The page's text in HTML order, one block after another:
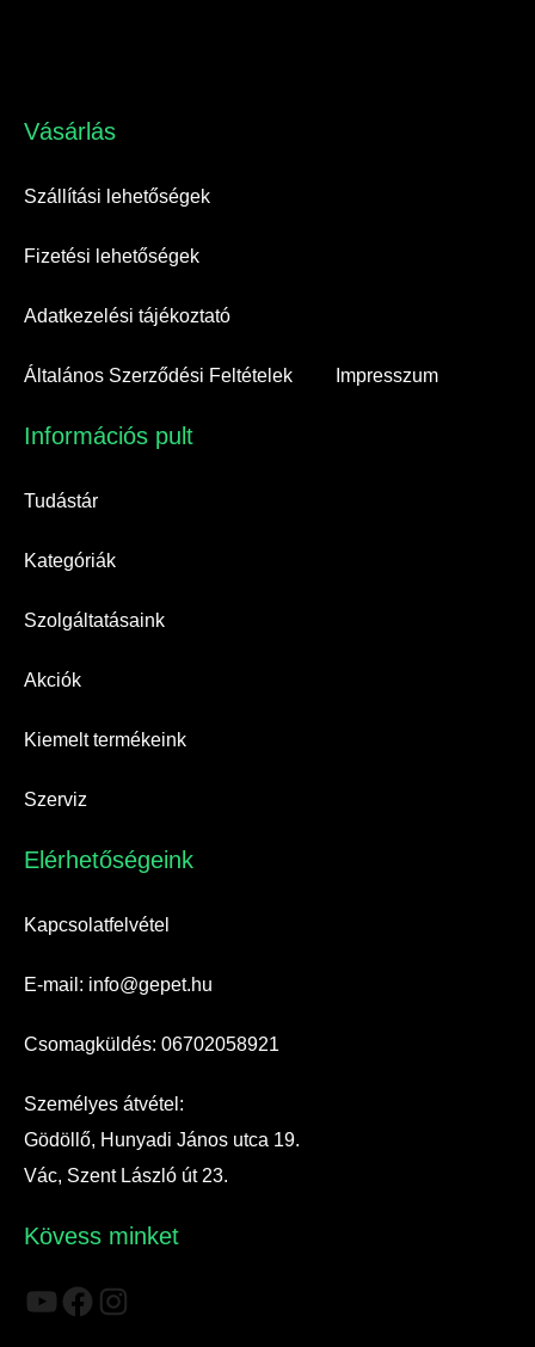
Vásárlás​
Szállítási lehetőségek
Fizetési lehetőségek
Adatkezelési tájékoztató
Általános Szerződési Feltételek Impresszum
Információs pult​
Tudástár
Kategóriák
Szolgáltatásaink
Akciók
Kiemelt termékeink
Szerviz
Elérhetőségeink​
Kapcsolatfelvétel
E-mail: info@gepet.hu
Csomagküldés: 06702058921
Személyes átvétel:
Gödöllő, Hunyadi János utca 19.
Vác, Szent László út 23.
Kövess minket
YouTube
Facebook
Instagram